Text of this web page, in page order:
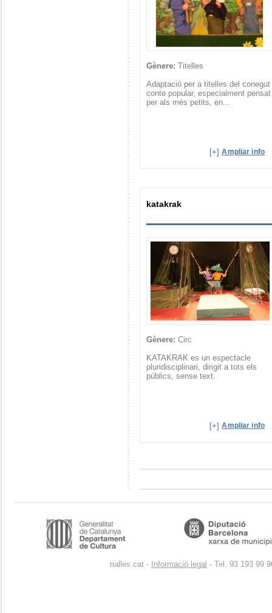
Gènere: Titelles
Adaptació per a titelles del conegut
conte popular, especialment pensat
per als més petits, en...
[+]Ampliar info
katakrak
Gènere: Circ
KATAKRAK es un espectacle
pluridisciplinari, dirigit a tots els
públics, sense text.
[+]Ampliar info
rialles.cat - Informació legal - Tel. 93 193 99